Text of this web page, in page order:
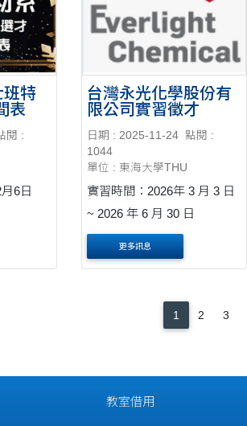
班特
表
閱 :
6日
台灣永光化學股份有
限公司實習徵才
日期 : 2025-11-24 點閱 :
1044
單位 : 東海大學THU
實習時間：2026年 3 月 3 日
~ 2026 年 6 月 30 日
更多訊息
1 2 3
教室借用